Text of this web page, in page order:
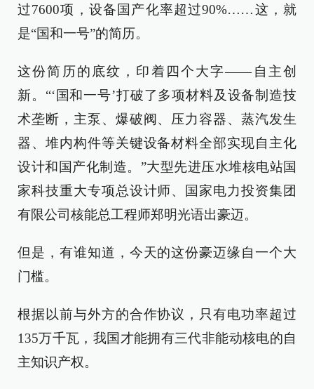
过7600项，设备国产化率超过90%……这，就
是“国和一号”的简历。
这份简历的底纹，印着四个大字——自主创
新。“‘国和一号’打破了多项材料及设备制造技
术垄断，主泵、爆破阀、压力容器、蒸汽发生
器、堆内构件等关键设备材料全部实现自主化
设计和国产化制造。”大型先进压水堆核电站国
家科技重大专项总设计师、国家电力投资集团
有限公司核能总工程师郑明光语出豪迈。
但是，有谁知道，今天的这份豪迈缘自一个大
门槛。
根据以前与外方的合作协议，只有电功率超过
135万千瓦，我国才能拥有三代非能动核电的自
主知识产权。